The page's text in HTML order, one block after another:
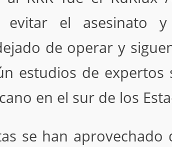
el asesinato
de operar y
estudios de
en el sur de los
se han aprovechado